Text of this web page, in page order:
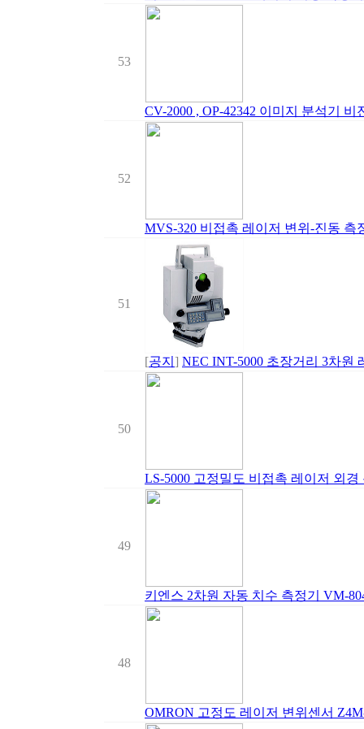
53
CV-2000 , OP-42342 이미지 분석기 비
52
MVS-320 비접촉 레이저 변위-진동 측
51
[공지 ] NEC INT-5000 초장거리 3차원
50
LS-5000 고정밀도 비접촉 레이저 외경
49
키엔스 2차원 자동 치수 측정기 VM-
48
OMRON 고정도 레이저 변위센서